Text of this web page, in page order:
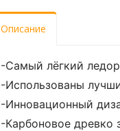
Описание
-Самый лёгкий
-Использованы
-Инновационный
-Карбоновое древко